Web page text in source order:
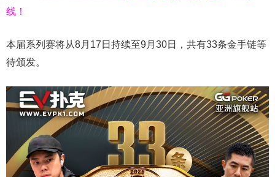
线！
本届系列赛将从8月17日持续至9月30日，共有33条金手链等
待颁发。